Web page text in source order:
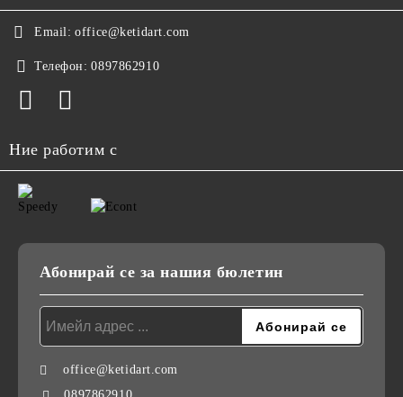
Email: office@ketidart.com
Телефон: 0897862910
Ние работим с
Абонирай се за нашия бюлетин
office@ketidart.com